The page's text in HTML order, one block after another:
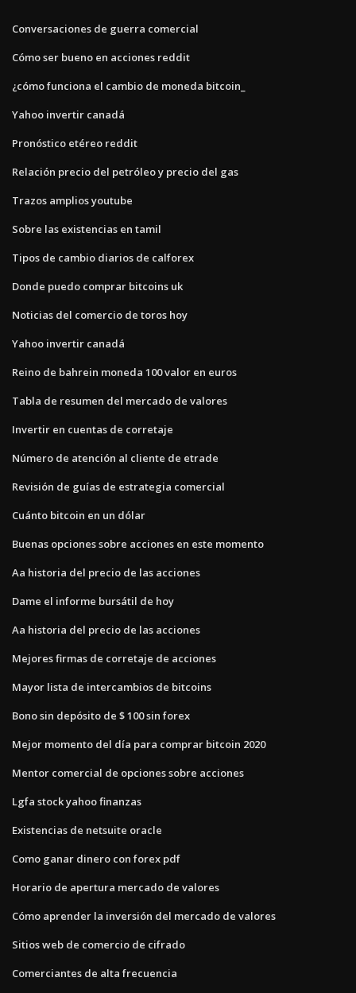
Conversaciones de guerra comercial
Cómo ser bueno en acciones reddit
¿cómo funciona el cambio de moneda bitcoin_
Yahoo invertir canadá
Pronóstico etéreo reddit
Relación precio del petróleo y precio del gas
Trazos amplios youtube
Sobre las existencias en tamil
Tipos de cambio diarios de calforex
Donde puedo comprar bitcoins uk
Noticias del comercio de toros hoy
Yahoo invertir canadá
Reino de bahrein moneda 100 valor en euros
Tabla de resumen del mercado de valores
Invertir en cuentas de corretaje
Número de atención al cliente de etrade
Revisión de guías de estrategia comercial
Cuánto bitcoin en un dólar
Buenas opciones sobre acciones en este momento
Aa historia del precio de las acciones
Dame el informe bursátil de hoy
Aa historia del precio de las acciones
Mejores firmas de corretaje de acciones
Mayor lista de intercambios de bitcoins
Bono sin depósito de $ 100 sin forex
Mejor momento del día para comprar bitcoin 2020
Mentor comercial de opciones sobre acciones
Lgfa stock yahoo finanzas
Existencias de netsuite oracle
Como ganar dinero con forex pdf
Horario de apertura mercado de valores
Cómo aprender la inversión del mercado de valores
Sitios web de comercio de cifrado
Comerciantes de alta frecuencia